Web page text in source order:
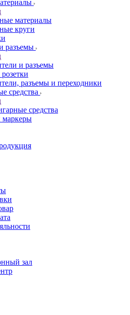
материалы
круги
разъемы
и разъемы
разъемы и переходники
средства
средства
зал